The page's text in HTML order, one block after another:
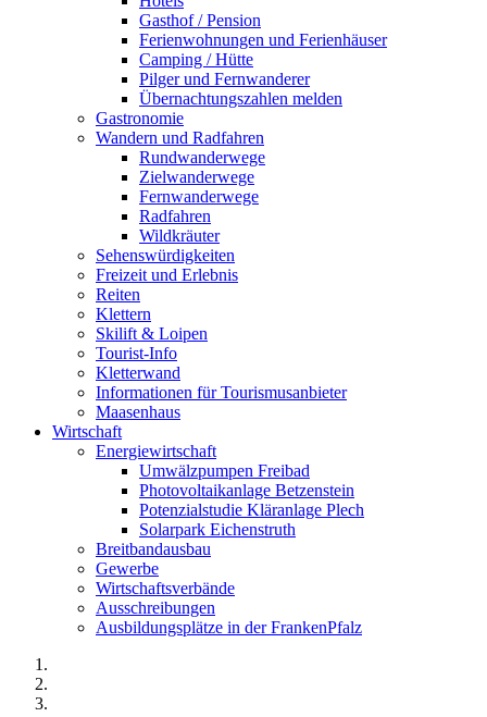
Gasthof / Pension
Ferienwohnungen und Ferienhäuser
Camping / Hütte
Pilger und Fernwanderer
Übernachtungszahlen melden
Gastronomie
Wandern und Radfahren
Rundwanderwege
Zielwanderwege
Fernwanderwege
Radfahren
Wildkräuter
Sehenswürdigkeiten
Freizeit und Erlebnis
Reiten
Klettern
Skilift & Loipen
Tourist-Info
Kletterwand
Informationen für Tourismusanbieter
Maasenhaus
Wirtschaft
Energiewirtschaft
Umwälzpumpen Freibad
Photovoltaikanlage Betzenstein
Potenzialstudie Kläranlage Plech
Solarpark Eichenstruth
Breitbandausbau
Gewerbe
Wirtschaftsverbände
Ausschreibungen
Ausbildungsplätze in der FrankenPfalz